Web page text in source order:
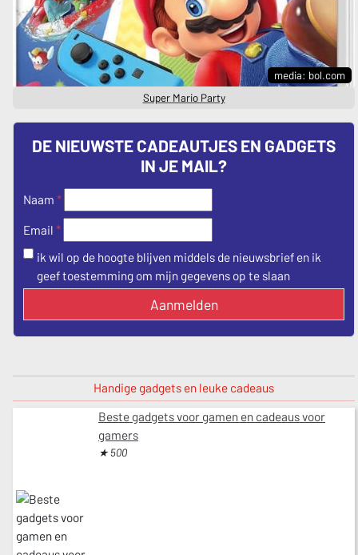
media: bol.com
Super Mario Party
DE NIEUWSTE CADEAUTJES EN GADGETS
IN JE MAIL?
Naam *
Email *
ik wil op de hoogte blijven middels de nieuwsbrief en ik
geef toestemming om mijn gegevens op te slaan
Aanmelden
Handige gadgets en leuke cadeaus
Beste gadgets voor gamen en cadeaus voor
gamers
★ 500